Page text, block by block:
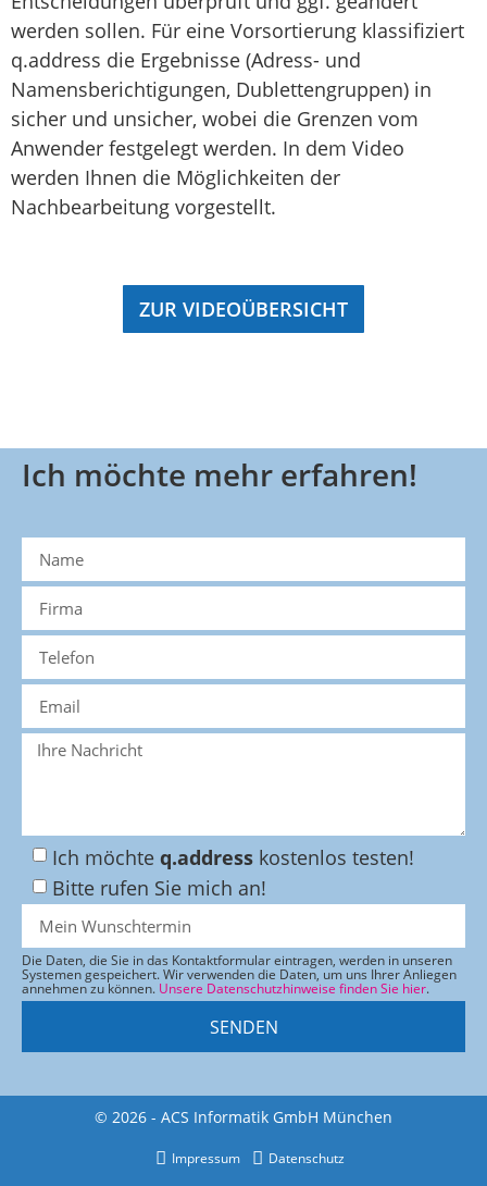
werden sollen. Für eine Vorsortierung klassifiziert
q.address die Ergebnisse (Adress- und
Namensberichtigungen, Dublettengruppen) in
sicher und unsicher, wobei die Grenzen vom
Anwender festgelegt werden. In dem Video
werden Ihnen die Möglichkeiten der
Nachbearbeitung vorgestellt.
ZUR VIDEOÜBERSICHT
Ich möchte mehr erfahren!
Ich möchte q.address kostenlos testen!
Bitte rufen Sie mich an!
Die Daten, die Sie in das Kontaktformular eintragen, werden in unseren
Systemen gespeichert. Wir verwenden die Daten, um uns Ihrer Anliegen
annehmen zu können. Unsere Datenschutzhinweise finden Sie hier.
SENDEN
© 2026 - ACS Informatik GmbH München
Impressum Datenschutz